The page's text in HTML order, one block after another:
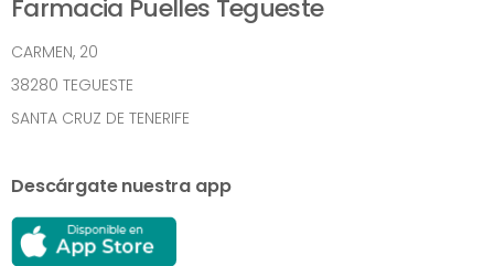
Farmacia Puelles Tegueste
CARMEN, 20
38280 TEGUESTE
SANTA CRUZ DE TENERIFE
Descárgate nuestra app